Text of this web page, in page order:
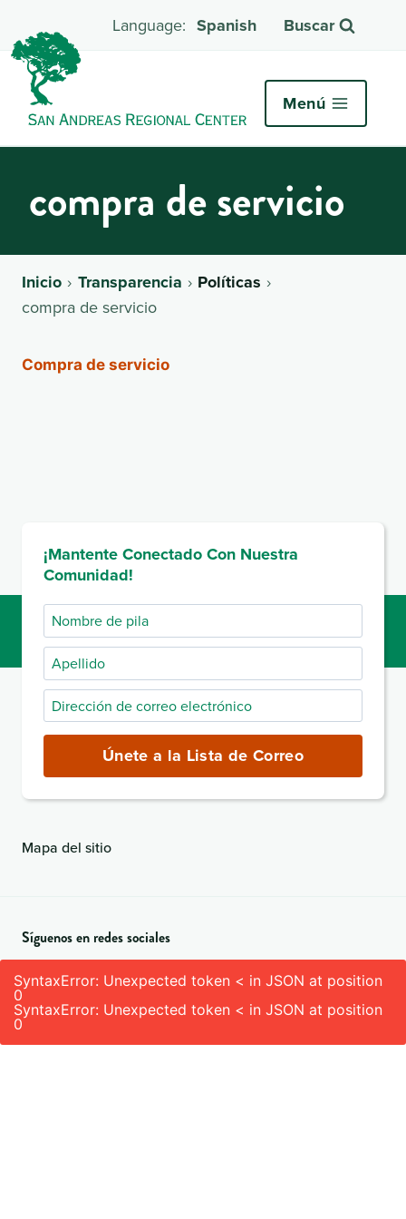
Spanish Buscar
Menú
compra de servicio
Inicio Transparencia Políticas
compra de servicio
Compra de servicio
¡Mantente Conectado Con Nuestra
Comunidad!
Nombre
de
pila
Apellido
Dirección
de
electrónico
(obligatorio)
Únete a la Lista de Correo
Mapa del sitio
Síguenos en redes sociales
SyntaxError: Unexpected token < in JSON at position
0
SyntaxError: Unexpected token < in JSON at position
0